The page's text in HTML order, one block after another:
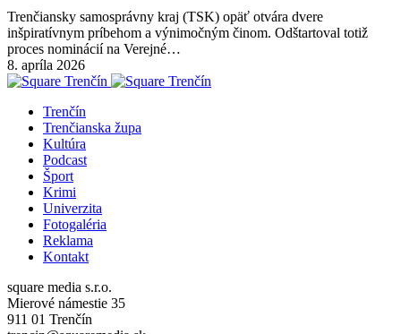
Trenčiansky samosprávny kraj (TSK) opäť otvára dvere
inšpiratívnym príbehom a výnimočným činom. Odštartoval totiž
proces nominácií na Verejné…
8. apríla 2026
Trenčín
Trenčianska župa
Kultúra
Podcast
Šport
Krimi
Univerzita
Fotogaléria
Reklama
Kontakt
square media s.r.o.
Mierové námestie 35
911 01 Trenčín